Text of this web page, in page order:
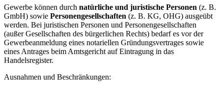
Gewerbe können durch natürliche und juristische Personen (z. B.
GmbH) sowie Personengesellschaften (z. B. KG, OHG) ausgeübt
werden. Bei juristischen Personen und Personengesellschaften
(außer Gesellschaften des bürgerlichen Rechts) bedarf es vor der
Gewerbeanmeldung eines notariellen Gründungsvertrages sowie
eines Antrages beim Amtsgericht auf Eintragung in das
Handelsregister.
Ausnahmen und Beschränkungen: